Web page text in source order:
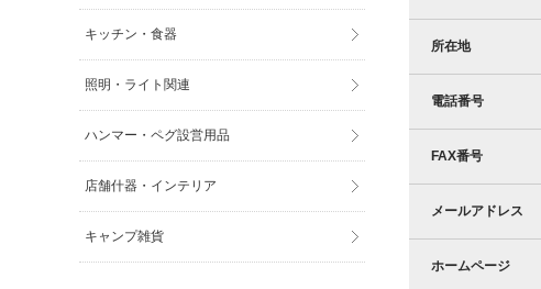
所在地
電話番号
FAX番号
メールアドレス
ホームページ
キッチン・食器
照明・ライト関連
ハンマー・ペグ設営用品
店舗什器・インテリア
キャンプ雑貨